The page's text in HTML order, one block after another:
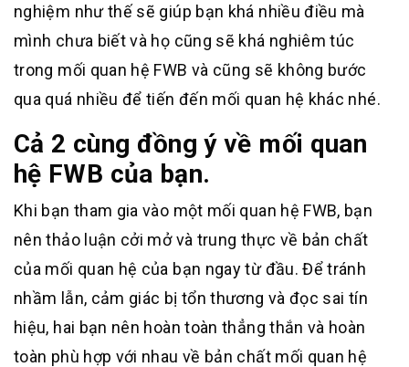
nghiệm như thế sẽ giúp bạn khá nhiều điều mà
mình chưa biết và họ cũng sẽ khá nghiêm túc
trong mối quan hệ FWB và cũng sẽ không bước
qua quá nhiều để tiến đến mối quan hệ khác nhé.
Cả 2 cùng đồng ý về mối quan
hệ FWB của bạn.
Khi bạn tham gia vào một mối quan hệ FWB, bạn
nên thảo luận cởi mở và trung thực về bản chất
của mối quan hệ của bạn ngay từ đầu. Để tránh
nhầm lẫn, cảm giác bị tổn thương và đọc sai tín
hiệu, hai bạn nên hoàn toàn thẳng thắn và hoàn
toàn phù hợp với nhau về bản chất mối quan hệ